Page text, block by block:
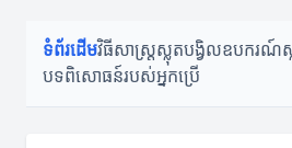
ទំព័រដើមវិធីសាស្ត្រស្លុតបង្វិលឧបករណ៍ស្
បទពិសោធន៍របស់អ្នកប្រើ